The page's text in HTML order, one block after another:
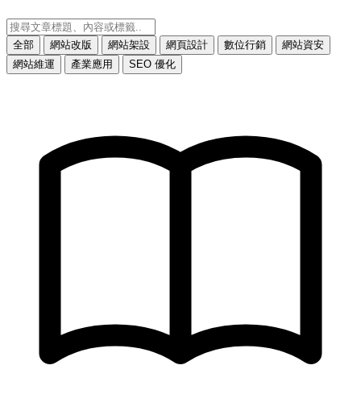
全部 網站改版 網站架設 網頁設計 數位行銷
網站資安
網站維運
產業應用 SEO 優化